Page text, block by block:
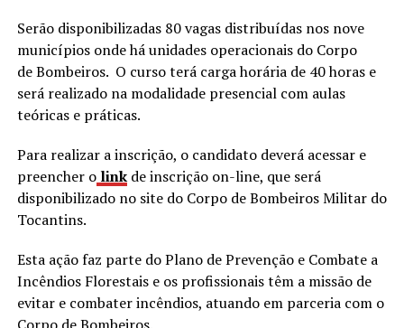
Serão disponibilizadas 80 vagas distribuídas nos nove
municípios onde há unidades operacionais do Corpo
de Bombeiros. O curso terá carga horária de 40 horas e
será realizado na modalidade presencial com aulas
teóricas e práticas.
Para realizar a inscrição, o candidato deverá acessar e
preencher o linkde inscrição on-line, que será
disponibilizado no site do Corpo de Bombeiros Militar do
Tocantins.
Esta ação faz parte do Plano de Prevenção e Combate a
Incêndios Florestais e os profissionais têm a missão de
evitar e combater incêndios, atuando em parceria com o